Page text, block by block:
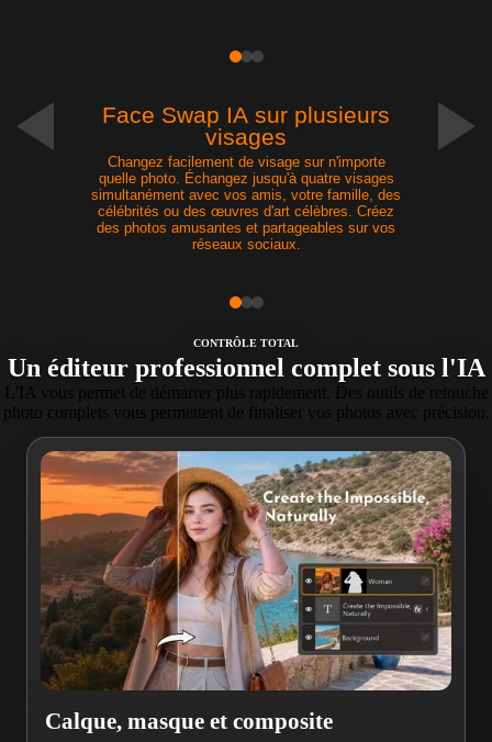
Face Swap IA sur plusieurs
visages
Changez facilement de visage sur n'importe
quelle photo. Échangez jusqu'à quatre visages
simultanément avec vos amis, votre famille, des
célébrités ou des œuvres d'art célèbres. Créez
des photos amusantes et partageables sur vos
réseaux sociaux.
CONTRÔLE TOTAL
Un éditeur professionnel complet sous l'IA
L'IA vous permet de démarrer plus rapidement. Des outils de retouche
photo complets vous permettent de finaliser vos photos avec précision.
Calque, masque et composite